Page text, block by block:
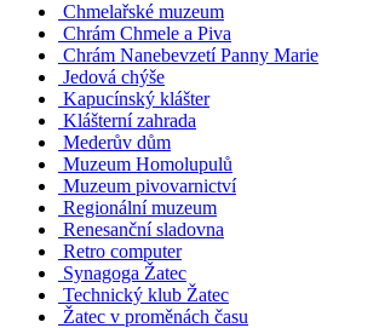
Chmelařské muzeum
Chrám Chmele a Piva
Chrám Nanebevzetí Panny Marie
Jedová chýše
Kapucínský klášter
Klášterní zahrada
Mederův dům
Muzeum Homolupulů
Muzeum pivovarnictví
Regionální muzeum
Renesanční sladovna
Retro computer
Synagoga Žatec
Technický klub Žatec
Žatec v proměnách času